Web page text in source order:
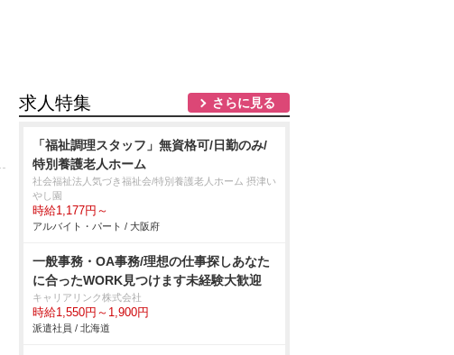
求人特集 さらに見る
「福祉調理スタッフ」無資格可/日勤のみ/
特別養護老人ホーム
社会福祉法人気づき福祉会/特別養護老人ホーム 摂津い
し園
時給1,177円～
アルバイト・パート / 大阪府
一般事務・OA事務/理想の仕事探しあなた
に合ったWORK見つけます未経験大歓迎
キャリアリンク株式会社
時給1,550円～1,900円
派遣社員 / 北海道